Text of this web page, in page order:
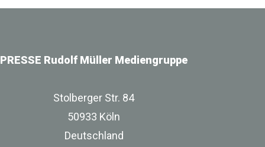
PRESSE Rudolf Müller Mediengruppe
Stolberger Str. 84
50933 Köln
Deutschland